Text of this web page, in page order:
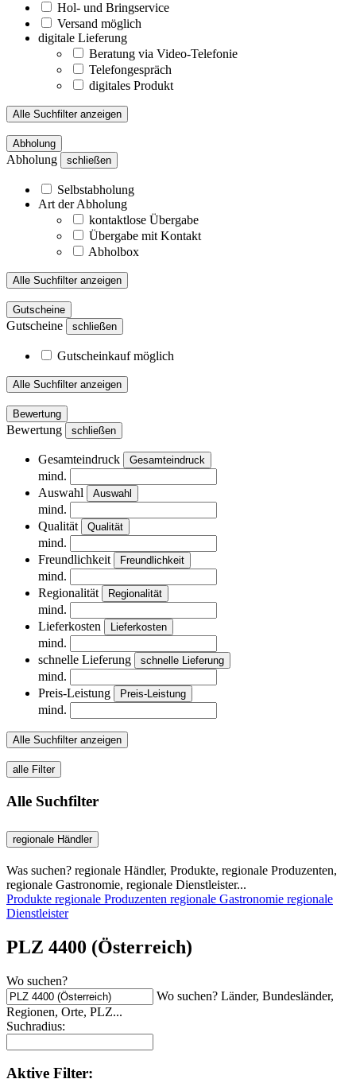
Hol- und Bringservice
Versand möglich
digitale Lieferung
Beratung via Video-Telefonie
Telefongespräch
digitales Produkt
Alle Suchfilter anzeigen
Abholung
Abholung schließen
Selbstabholung
Art der Abholung
kontaktlose Übergabe
Übergabe mit Kontakt
Abholbox
Alle Suchfilter anzeigen
Gutscheine
Gutscheine schließen
Gutscheinkauf möglich
Alle Suchfilter anzeigen
Bewertung
Bewertung schließen
Gesamteindruck Gesamteindruck
mind.
Auswahl
Auswahl
mind.
Qualität
Qualität
mind.
Freundlichkeit
Freundlichkeit
mind.
Regionalität
Regionalität
mind.
Lieferkosten
Lieferkosten
mind.
schnelle Lieferung
schnelle Lieferung
mind.
Preis-Leistung
Preis-Leistung
mind.
Alle Suchfilter anzeigen
alle Filter
Alle Suchfilter
regionale Händler
Was suchen? regionale Händler, Produkte, regionale Produzenten,
regionale Gastronomie, regionale Dienstleister...
Produkte regionale Produzenten regionale Gastronomie regionale
Dienstleister
PLZ 4400 (Österreich)
Wo suchen?
Wo suchen? Länder, Bundesländer,
Regionen, Orte, PLZ...
Suchradius:
Aktive Filter: